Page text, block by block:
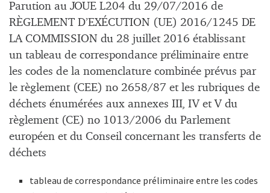
Parution au JOUE L204 du 29/07/2016 de
RÈGLEMENT D’EXÉCUTION (UE) 2016/1245 DE
LA COMMISSION du 28 juillet 2016 établissant
un tableau de correspondance préliminaire entre
les codes de la nomenclature combinée prévus par
le règlement (CEE) no 2658/87 et les rubriques de
déchets énumérées aux annexes III, IV et V du
règlement (CE) no 1013/2006 du Parlement
européen et du Conseil concernant les transferts de
déchets
tableau de correspondance préliminaire entre les codes